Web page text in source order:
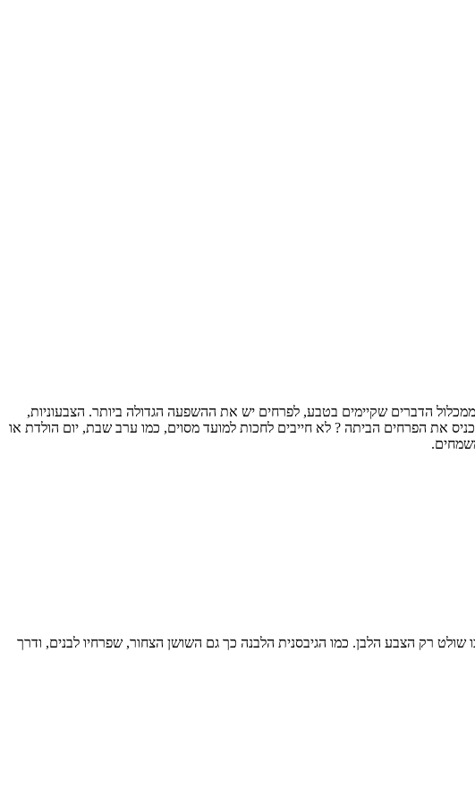
הדברים שקיימים בטבע, לפרחים יש את ההשפעה הגדולה ביותר. הצבעוניות,
את הפרחים הביתה ? לא חייבים לחכות למועד מסוים, כמו ערב שבת, יום הולדת או
שולט רק הצבע הלבן. כמו הגיבסנית הלבנה כך גם השושן הצחור, שפרחיו לבנים, ודרך